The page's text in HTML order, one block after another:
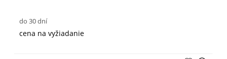
do 30 dní
cena na vyžiadanie